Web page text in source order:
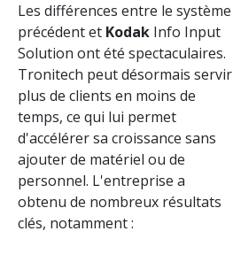
Les différences entre le système
précédent et Kodak Info Input
Solution ont été spectaculaires.
Tronitech peut désormais servir
plus de clients en moins de
temps, ce qui lui permet
d'accélérer sa croissance sans
ajouter de matériel ou de
personnel. L'entreprise a
obtenu de nombreux résultats
clés, notamment :